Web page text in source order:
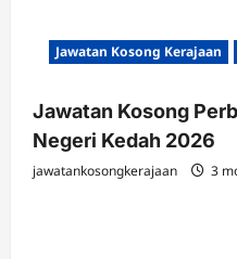
Jawatan Kosong Kerajaan
Jawatan Kosong
Negeri Kedah 2026
jawatankosongkerajaan 3